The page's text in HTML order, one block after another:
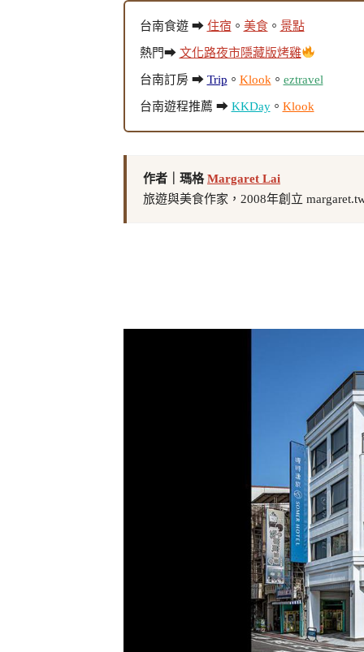
台南食遊 ➡ 住宿 。 美食。 景點
熱門➡ 文化路夜市隱藏版烤雞
台南訂房 ➡ Trip 。 Klook 。 eztravel
台南遊程推薦 ➡ KKDay。 Klook
作者｜瑪格Margaret Lai
旅遊與美食作家，2008年創立